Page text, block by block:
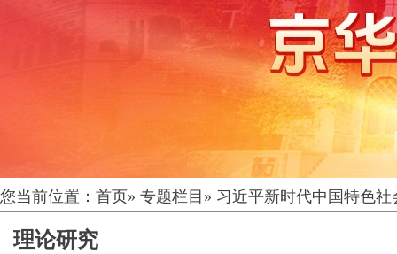
您当前位置： 首页» 专题栏目 » 习近平新时代中国特色
理论研究